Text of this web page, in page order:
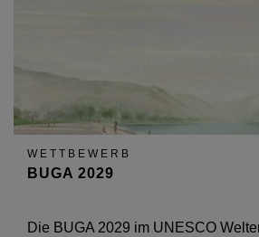
WETTBEWERB
BUGA 2029
Die BUGA 2029 im UNESCO